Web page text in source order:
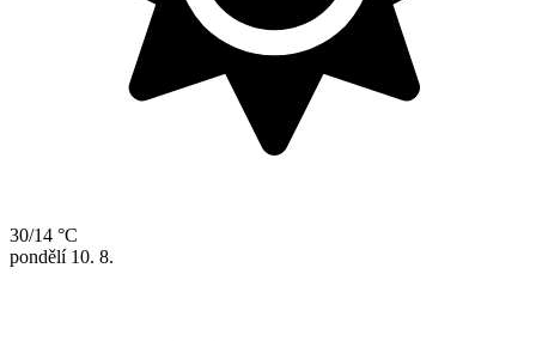
30/14 °C
pondělí 10. 8.